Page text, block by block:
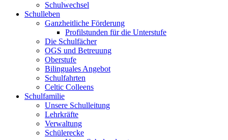
Schulwechsel
Schulleben
Ganzheitliche Förderung
Profilstunden für die Unterstufe
Die Schulfächer
OGS und Betreuung
Oberstufe
Bilinguales Angebot
Schulfahrten
Celtic Colleens
Schulfamilie
Unsere Schulleitung
Lehrkräfte
Verwaltung
Schülerecke